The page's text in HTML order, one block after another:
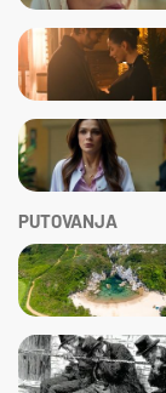
PUTOVANJA